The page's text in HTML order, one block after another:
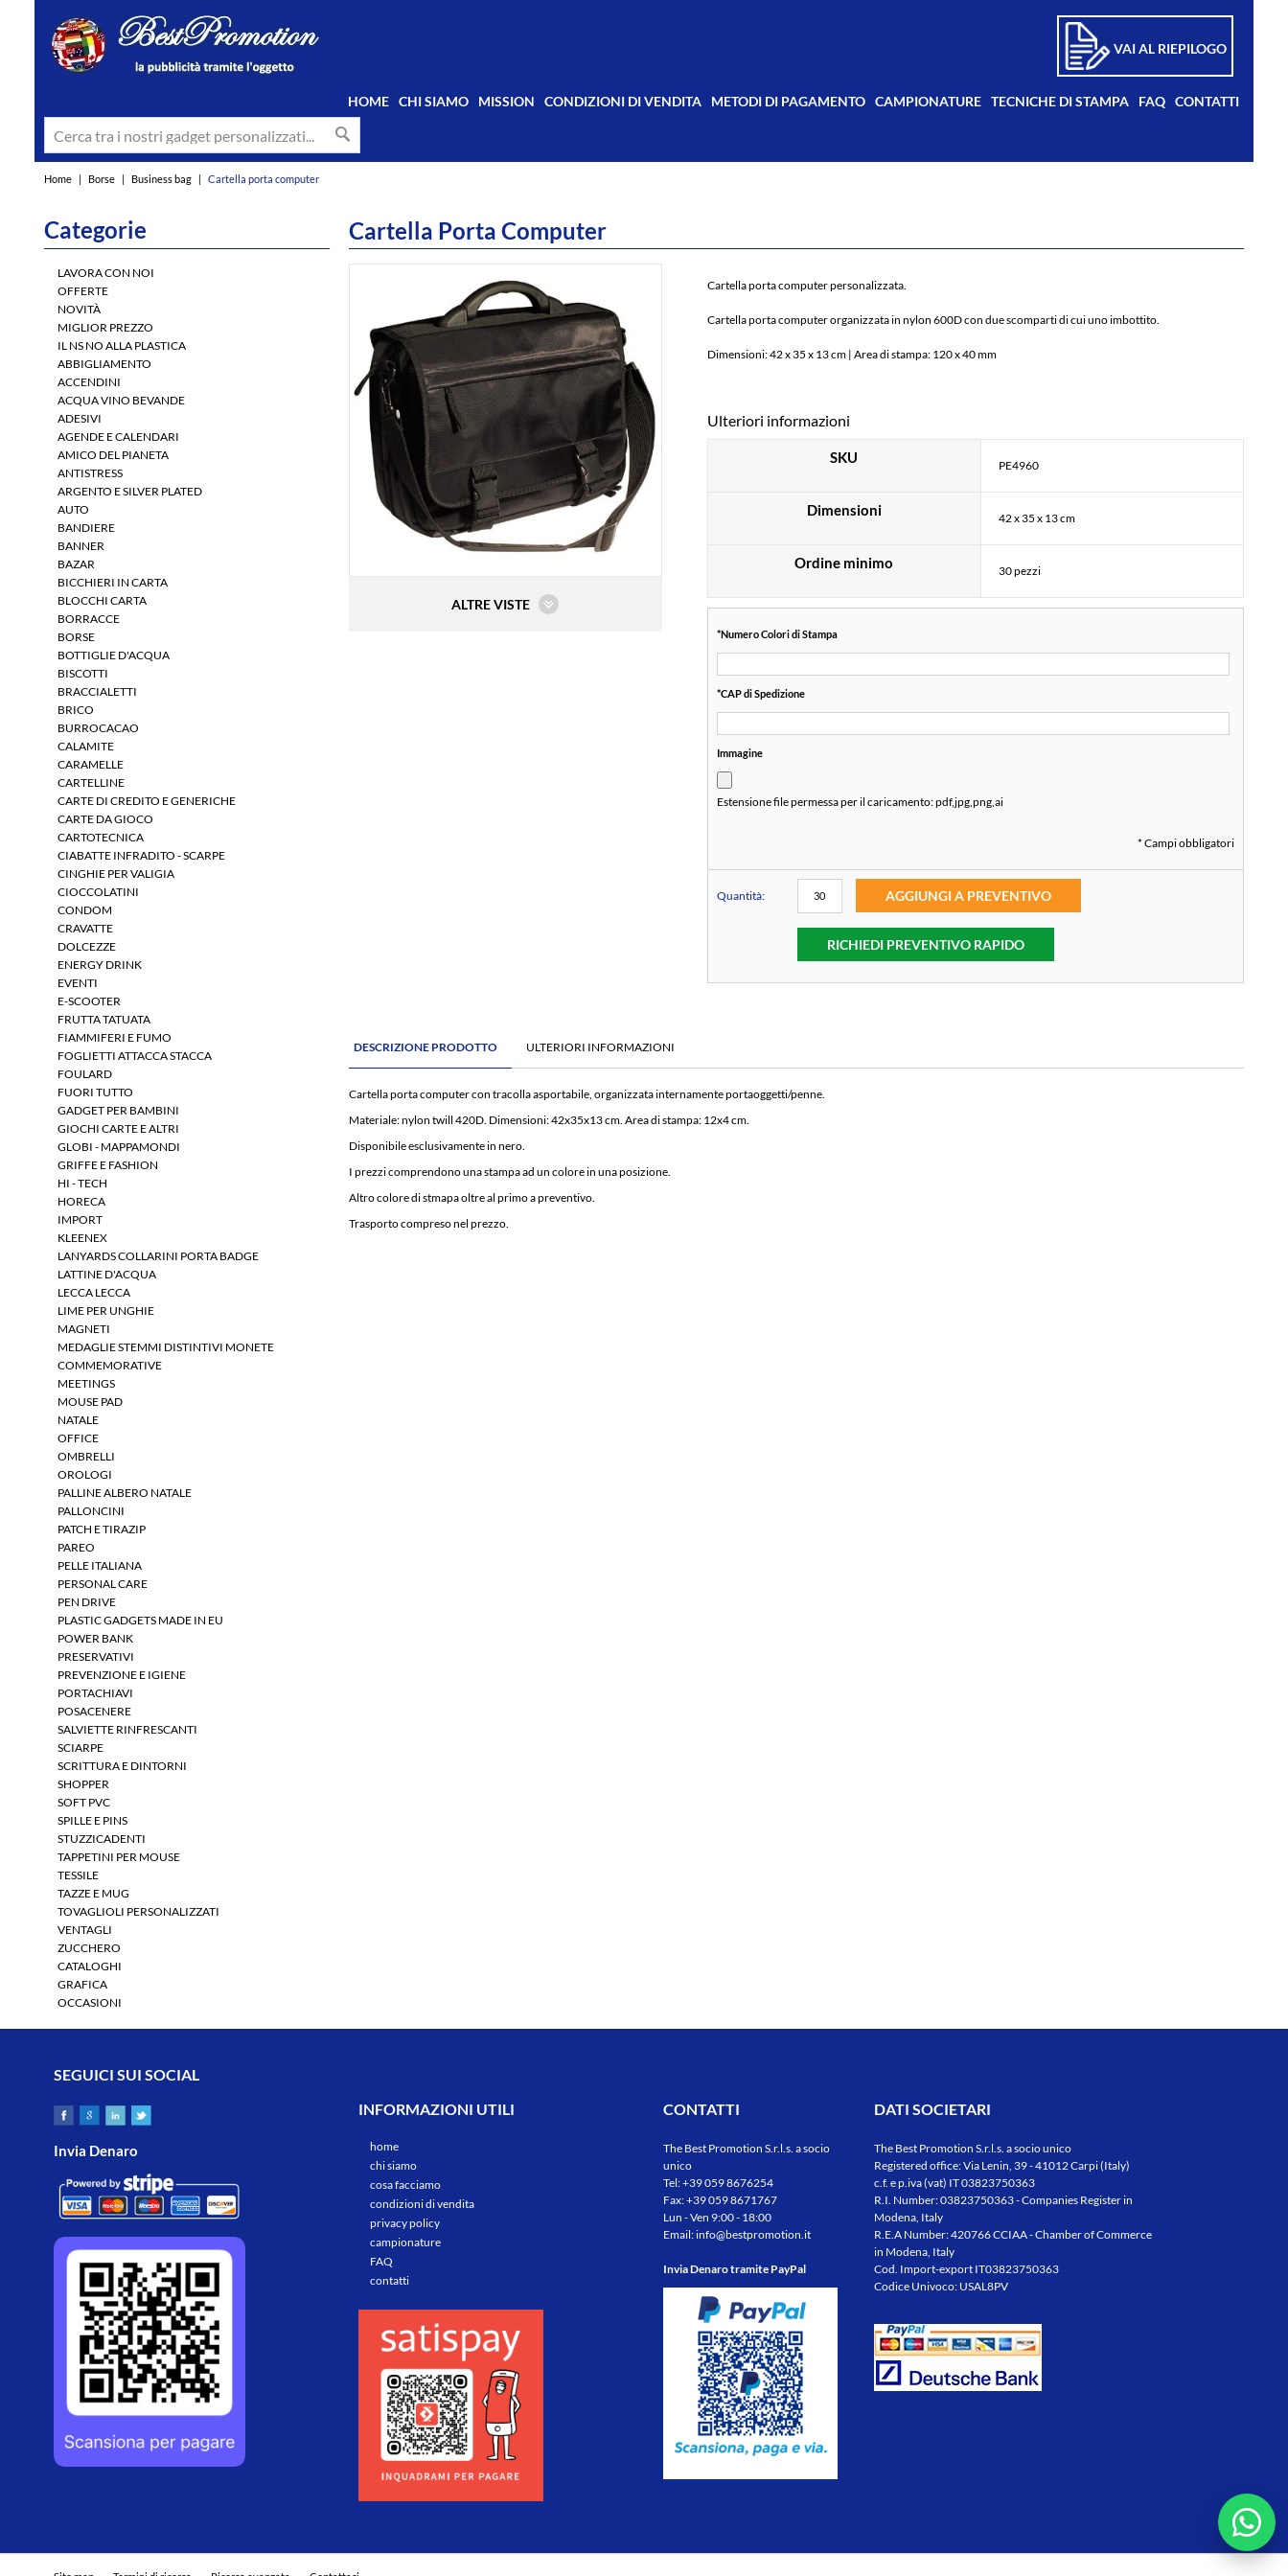
VAI AL RIEPILOGO
HOME CHI SIAMO MISSION CONDIZIONI DI VENDITA METODI DI PAGAMENTO CAMPIONATURE TECNICHE DI STAMPA FAQ CONTATTI
Home | Borse | Business bag | Cartella porta computer
Cartella Porta Computer
ALTRE VISTE
Cartella porta computer personalizzata.
Cartella porta computer organizzata in nylon 600D con due scomparti di cui uno imbottito.
Dimensioni: 42 x 35 x 13 cm | Area di stampa: 120 x 40 mm
Ulteriori informazioni
SKU PE4960
Dimensioni 42 x 35 x 13 cm
Ordine minimo 30 pezzi
*Numero Colori di Stampa
*CAP di Spedizione
Immagine
Estensione file permessa per il caricamento:pdf,jpg,png,ai
* Campi obbligatori
Quantità: AGGIUNGI A PREVENTIVO
RICHIEDI PREVENTIVO RAPIDO
DESCRIZIONE PRODOTTO ULTERIORI INFORMAZIONI
Cartella porta computer con tracolla asportabile, organizzata internamente portaoggetti/penne.
Materiale: nylon twill 420D. Dimensioni: 42x35x13 cm. Area di stampa: 12x4 cm.
Disponibile esclusivamente in nero.
I prezzi comprendono una stampa ad un colore in una posizione.
Altro colore di stmapa oltre al primo a preventivo.
Trasporto compreso nel prezzo.
Categorie
LAVORA CON NOI
OFFERTE
NOVITÀ
MIGLIOR PREZZO
IL NS NO ALLA PLASTICA
ABBIGLIAMENTO
ACCENDINI
ACQUA VINO BEVANDE
ADESIVI
AGENDE E CALENDARI
AMICO DEL PIANETA
ANTISTRESS
ARGENTO E SILVER PLATED
AUTO
BANDIERE
BANNER
BAZAR
BICCHIERI IN CARTA
BLOCCHI CARTA
BORRACCE
BORSE
BOTTIGLIE D'ACQUA
BISCOTTI
BRACCIALETTI
BRICO
BURROCACAO
CALAMITE
CARAMELLE
CARTELLINE
CARTE DI CREDITO E GENERICHE
CARTE DA GIOCO
CARTOTECNICA
CIABATTE INFRADITO - SCARPE
CINGHIE PER VALIGIA
CIOCCOLATINI
CONDOM
CRAVATTE
DOLCEZZE
ENERGY DRINK
EVENTI
E-SCOOTER
FRUTTA TATUATA
FIAMMIFERI E FUMO
FOGLIETTI ATTACCA STACCA
FOULARD
FUORI TUTTO
GADGET PER BAMBINI
GIOCHI CARTE E ALTRI
GLOBI - MAPPAMONDI
GRIFFE E FASHION
HI - TECH
HORECA
IMPORT
KLEENEX
LANYARDS COLLARINI PORTA BADGE
LATTINE D'ACQUA
LECCA LECCA
LIME PER UNGHIE
MAGNETI
MEDAGLIE STEMMI DISTINTIVI MONETE
COMMEMORATIVE
MEETINGS
MOUSE PAD
NATALE
OFFICE
OMBRELLI
OROLOGI
PALLINE ALBERO NATALE
PALLONCINI
PATCH E TIRAZIP
PAREO
PELLE ITALIANA
PERSONAL CARE
PEN DRIVE
PLASTIC GADGETS MADE IN EU
POWER BANK
PRESERVATIVI
PREVENZIONE E IGIENE
PORTACHIAVI
POSACENERE
SALVIETTE RINFRESCANTI
SCIARPE
SCRITTURA E DINTORNI
SHOPPER
SOFT PVC
SPILLE E PINS
STUZZICADENTI
TAPPETINI PER MOUSE
TESSILE
TAZZE E MUG
TOVAGLIOLI PERSONALIZZATI
VENTAGLI
ZUCCHERO
CATALOGHI
GRAFICA
OCCASIONI
SEGUICI SUI SOCIAL
Invia Denaro
INFORMAZIONI UTILI
home
chi siamo
cosa facciamo
condizioni di vendita
privacy policy
campionature
FAQ
contatti
CONTATTI
The Best Promotion S.r.l.s. a socio
unico
Tel:+39 059 8676254
Fax: +39 059 8671767
Lun - Ven 9:00 - 18:00
Email:info@bestpromotion.it
Invia Denaro tramite PayPal
DATI SOCIETARI
The Best Promotion S.r.l.s. a socio unico
Registered office: Via Lenin, 39 - 41012 Carpi (Italy)
c.f. e p.iva (vat) IT 03823750363
R.I. Number: 03823750363 - Companies Register in
Modena, Italy
R.E.A Number: 420766 CCIAA - Chamber of Commerce
in Modena, Italy
Cod. Import-export IT03823750363
Codice Univoco: USAL8PV